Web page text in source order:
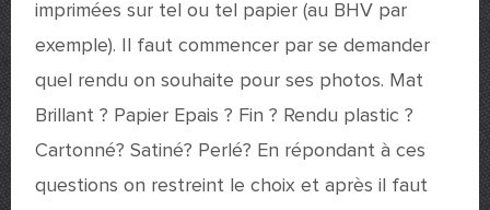
imprimées sur tel ou tel papier (au BHV par
exemple). Il faut commencer par se demander
quel rendu on souhaite pour ses photos. Mat
Brillant ? Papier Epais ? Fin ? Rendu plastic ?
Cartonné? Satiné? Perlé? En répondant à ces
questions on restreint le choix et après il faut